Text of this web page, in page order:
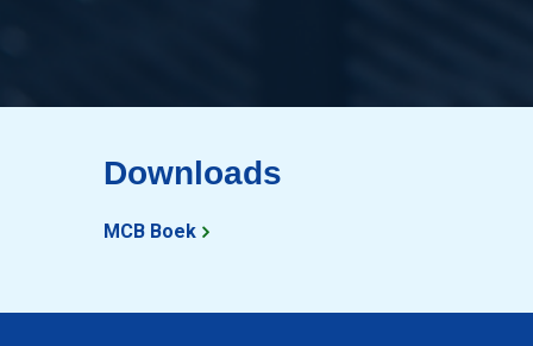
Downloads
MCB Boek